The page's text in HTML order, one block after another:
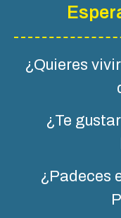
¿Quieres
¿Te
¿Padeces